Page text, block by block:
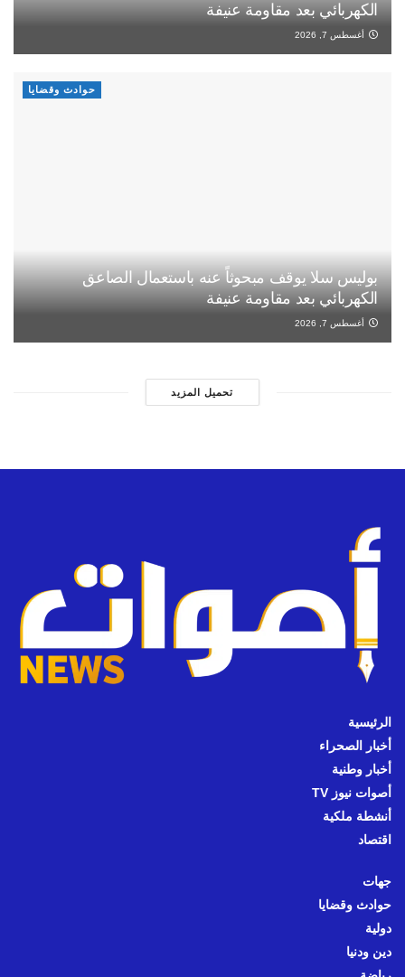
الكهربائي بعد مقاومة عنيفة
أغسطس 7, 2026
حوادث وقضايا
بوليس سلا يوقف مبحوثاً عنه باستعمال الصاعق
الكهربائي بعد مقاومة عنيفة
أغسطس 7, 2026
تحميل المزيد
الرئيسية
أخبار الصحراء
أخبار وطنية
أصوات نيوز TV
أنشطة ملكية
اقتصاد
جهات
حوادث وقضايا
دولية
دين ودنيا